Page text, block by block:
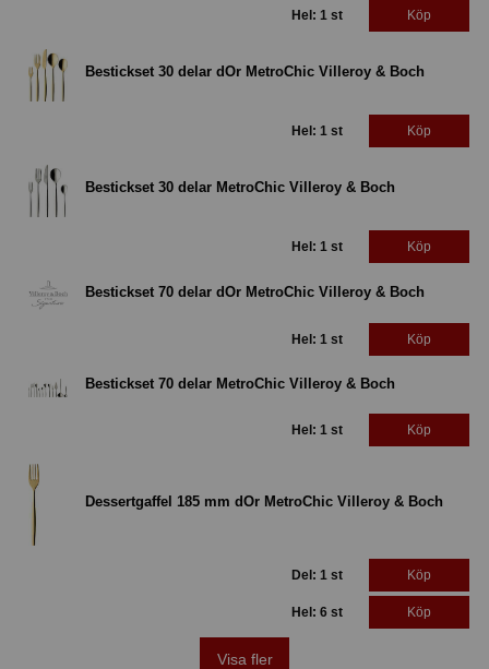
Hel: 1 st Köp
Bestickset 30 delar dOr MetroChic Villeroy & Boch
Hel: 1 st Köp
Bestickset 30 delar MetroChic Villeroy & Boch
Hel: 1 st Köp
Bestickset 70 delar dOr MetroChic Villeroy & Boch
Hel: 1 st Köp
Bestickset 70 delar MetroChic Villeroy & Boch
Hel: 1 st Köp
Dessertgaffel 185 mm dOr MetroChic Villeroy & Boch
Del: 1 st Köp
Hel: 6 st Köp
Visa fler